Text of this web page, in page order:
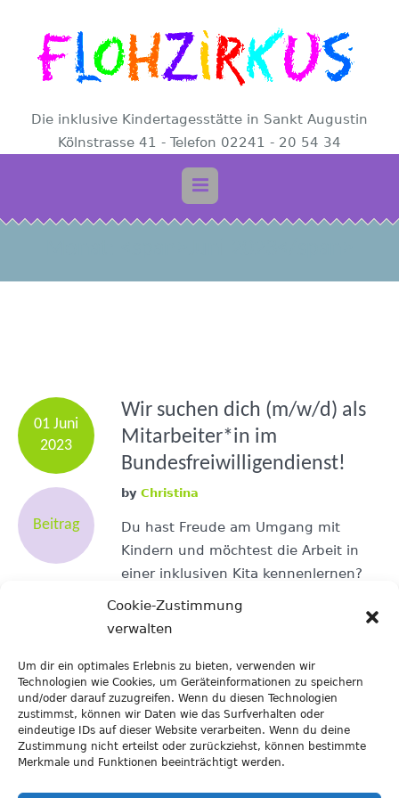
Cookie-Zustimmung
verwalten
Um dir ein optimales Erlebnis zu bieten, verwenden wir
Technologien wie Cookies, um Geräteinformationen zu speichern
und/oder darauf zuzugreifen. Wenn du diesen Technologien
zustimmst, können wir Daten wie das Surfverhalten oder
eindeutige IDs auf dieser Website verarbeiten. Wenn du deine
Zustimmung nicht erteilst oder zurückziehst, können bestimmte
Merkmale und Funktionen beeinträchtigt werden.
Die inklusive Kindertagesstätte in Sankt Augustin
Kölnstrasse 41 - Telefon 02241 - 20 54 34
01 Juni
2023
Beitrag
Wir suchen dich (m/w/d) als
Mitarbeiter*in im
Bundesfreiwilligendienst!
by Christina
Du hast Freude am Umgang mit
Kindern und möchtest die Arbeit in
einer inklusiven Kita kennenlernen?
Du hast Interesse daran, in einem
respektvollen und herzlichen Team
pädagogischen Bereich liegt? Dann
freuen wir uns auf deine Bewerbung
zum Sommer 2023! Bitte sende deine
Bewerbungsunterlagen an: leitung
(at) flohzirkus.org oder Inklusive